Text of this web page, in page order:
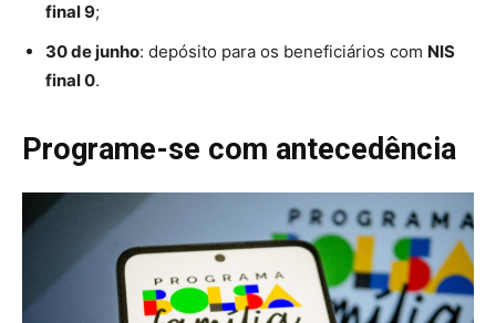
final 9;
30 de junho: depósito para os beneficiários com NIS
final 0.
Programe-se com antecedência